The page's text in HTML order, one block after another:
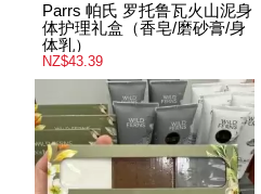
Parrs 帕氏 罗托鲁瓦火山泥身
体护理礼盒（香皂/磨砂膏/身
体乳）
NZ$43.39